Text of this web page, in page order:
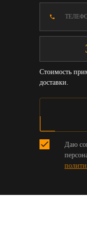
Стоимость
доставки.
Даю